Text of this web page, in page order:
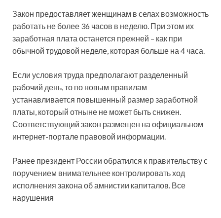
Закон предоставляет женщинам в селах возможность
работать не более 36 часов в неделю. При этом их
заработная плата останется прежней – как при
обычной трудовой неделе, которая больше на 4 часа.
Если условия труда предполагают разделенный
рабочий день, то по новым правилам
устанавливается повышенный размер заработной
платы, который отныне не может быть снижен.
Соответствующий закон размещен на официальном
интернет-портале правовой информации.
Ранее президент России обратился к правительству с
поручением внимательнее контролировать ход
исполнения закона об амнистии капиталов. Все
нарушения